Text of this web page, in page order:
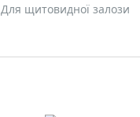
Для щитовидної залози